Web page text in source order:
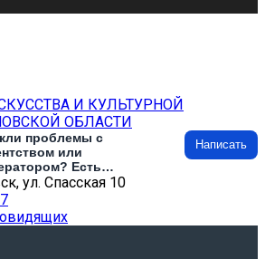
И КУЛЬТУРНОЙ
ОБЛАСТИ
проблемы с
или
Есть
по развитию
и туристической
Напишите об
Написать
ул. Спасская 10